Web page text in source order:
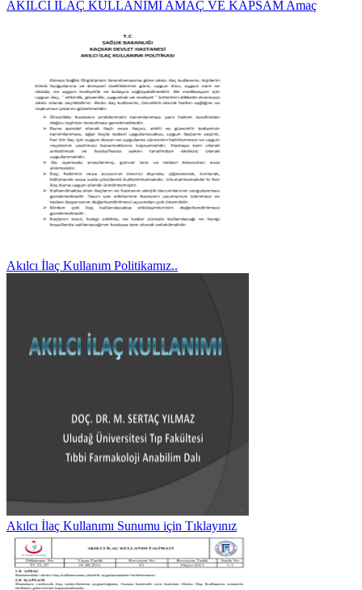
AKILCI İLAÇ KULLANIMI AMAÇ VE KAPSAM Amaç
Akılcı İlaç Kullanım Politikamız..
Akılcı İlaç Kullanımı Sunumu için Tıklayınız